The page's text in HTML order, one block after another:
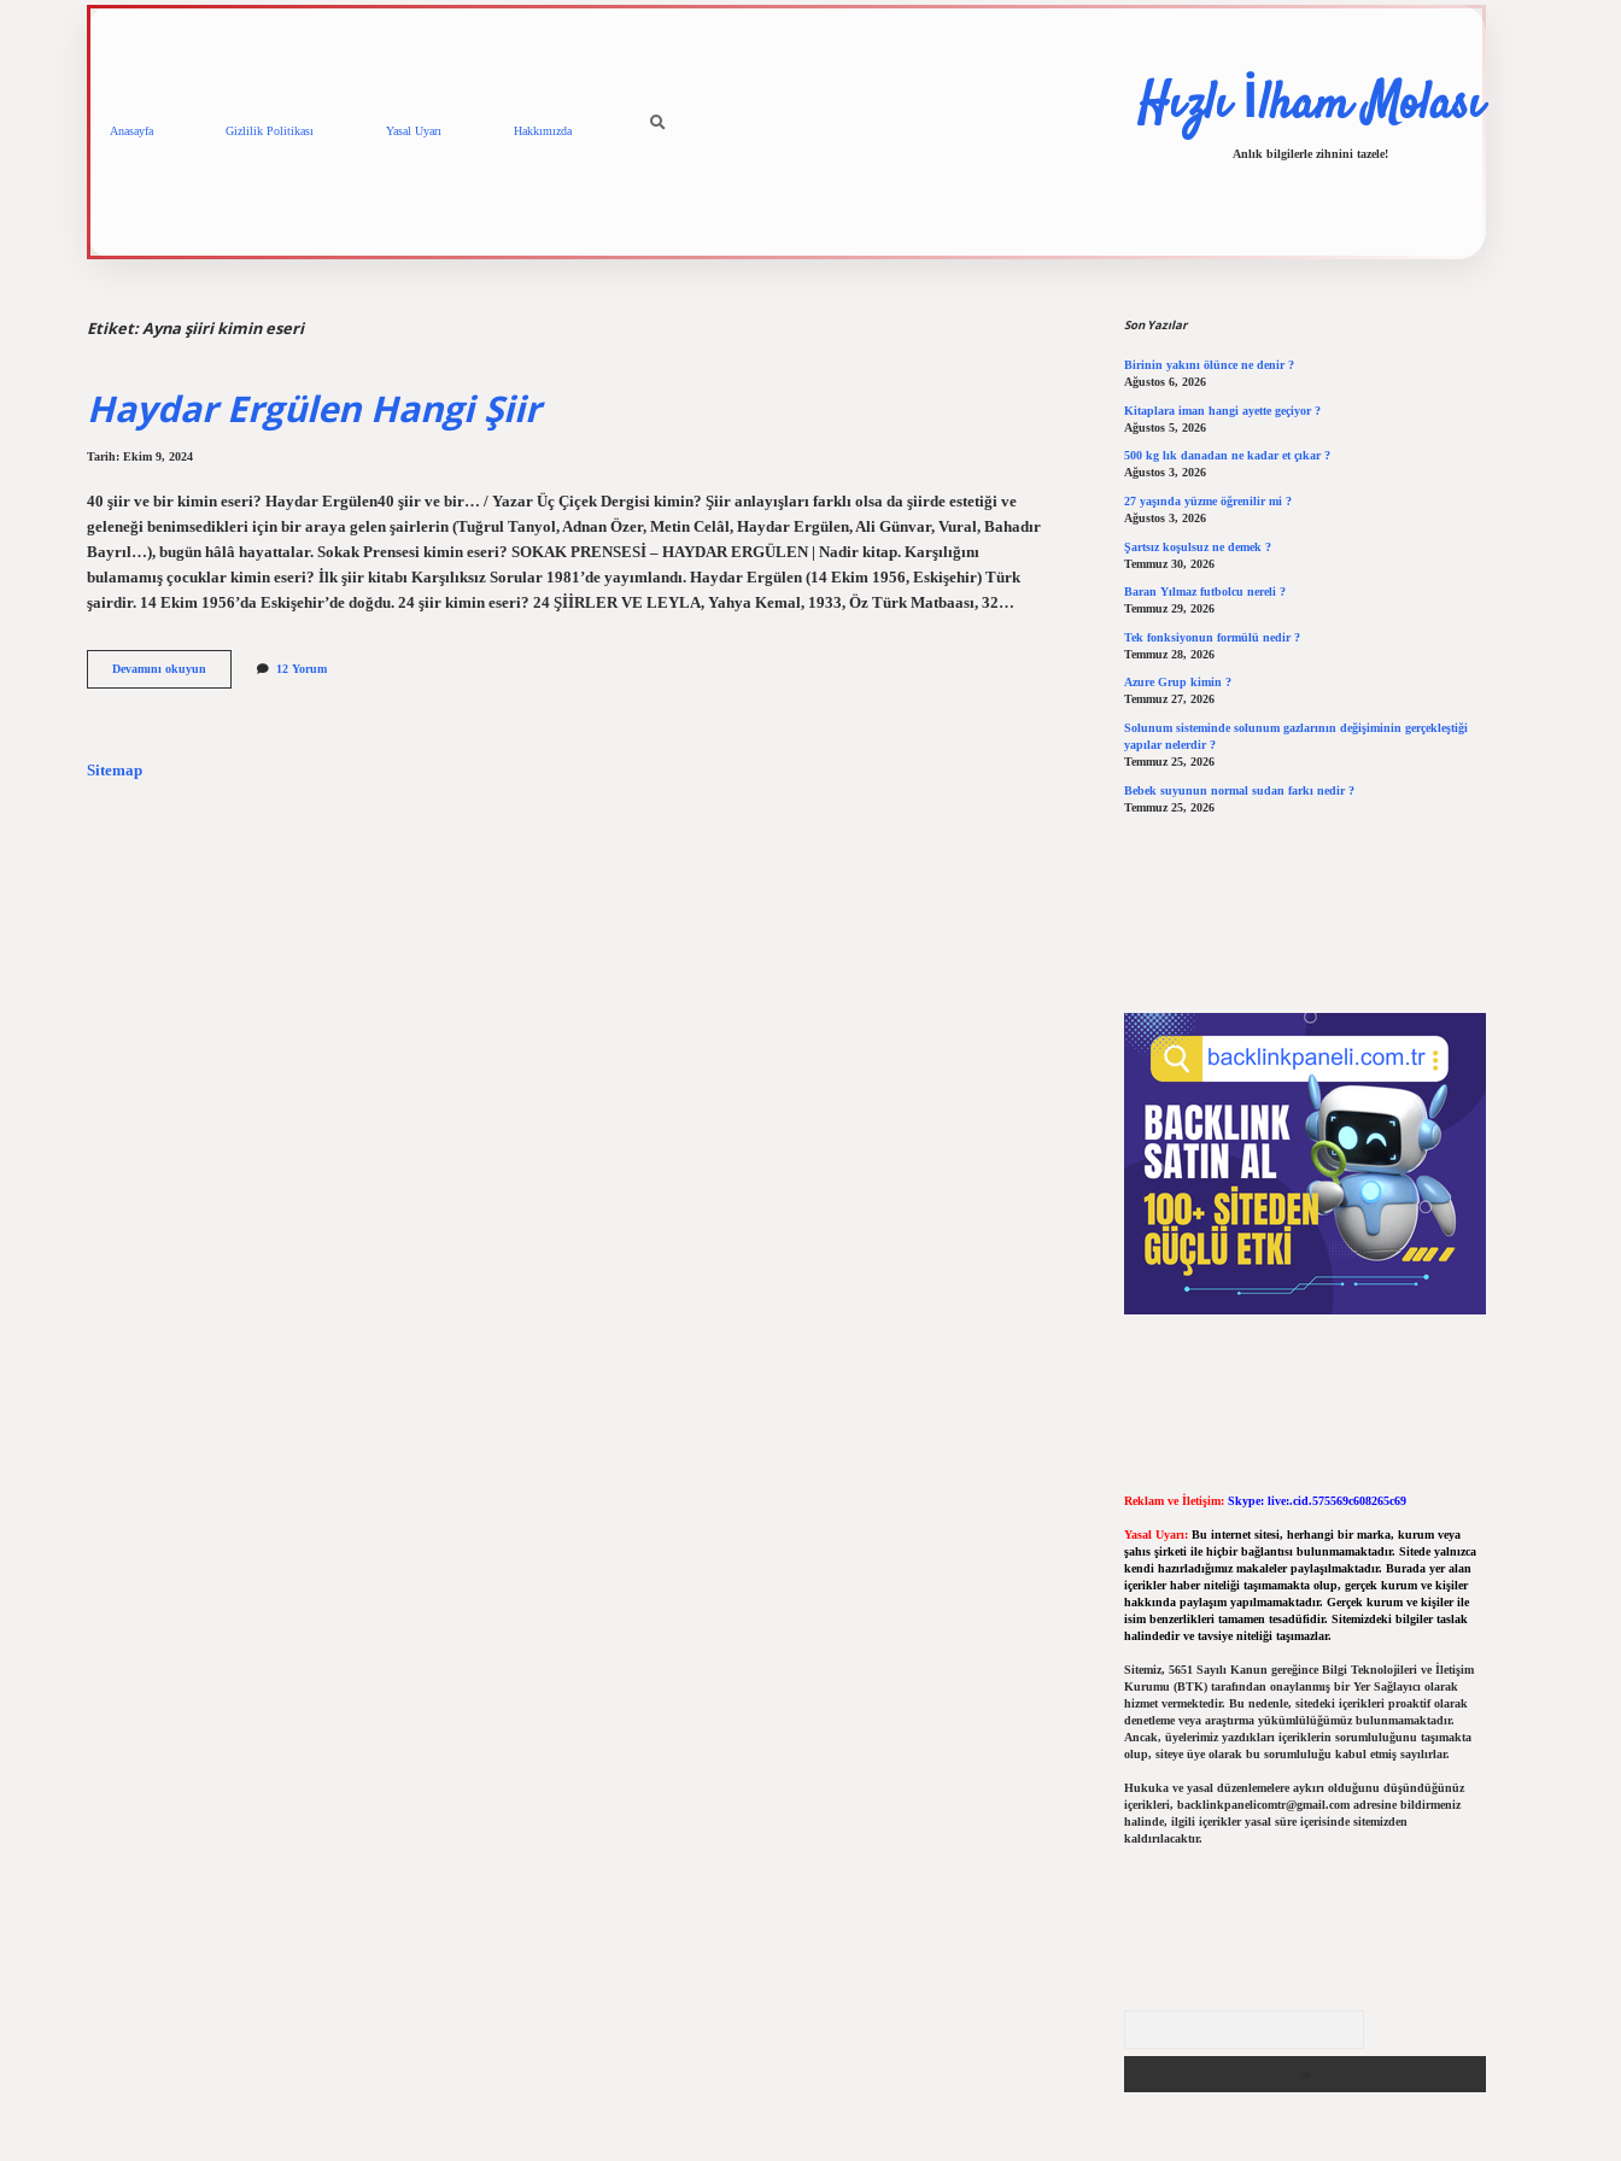
Anasayfa Gizlilik Politikası Yasal Uyarı Hakkımızda Hızlı İlham Molası
Anlık bilgilerle zihnini tazele!
Etiket:Ayna şiiri kimin eseri
Haydar Ergülen Hangi Şiir
Tarih: Ekim 9, 2024
40 şiir ve bir kimin eseri? Haydar Ergülen40 şiir ve bir… / Yazar Üç Çiçek Dergisi kimin? Şiir anlayışları farklı olsa da şiirde estetiği ve
geleneği benimsedikleri için bir araya gelen şairlerin (Tuğrul Tanyol, Adnan Özer, Metin Celâl, Haydar Ergülen, Ali Günvar, Vural, Bahadır
Bayrıl…), bugün hâlâ hayattalar. Sokak Prensesi kimin eseri? SOKAK PRENSESİ – HAYDAR ERGÜLEN | Nadir kitap. Karşılığını
bulamamış çocuklar kimin eseri? İlk şiir kitabı Karşılıksız Sorular 1981’de yayımlandı. Haydar Ergülen (14 Ekim 1956, Eskişehir) Türk
şairdir. 14 Ekim 1956’da Eskişehir’de doğdu. 24 şiir kimin eseri? 24 ŞİİRLER VE LEYLA, Yahya Kemal, 1933, Öz Türk Matbaası, 32…
Devamını okuyun
Ergülen
12 Yorum
Sitemap
Son Yazılar
Birinin yakını ölünce ne denir ?
Ağustos 6, 2026
Kitaplara iman hangi ayette geçiyor ?
Ağustos 5, 2026
500 kg lık danadan ne kadar et çıkar ?
Ağustos 3, 2026
27 yaşında yüzme öğrenilir mi ?
Ağustos 3, 2026
Şartsız koşulsuz ne demek ?
Temmuz 30, 2026
Baran Yılmaz futbolcu nereli ?
Temmuz 29, 2026
Tek fonksiyonun formülü nedir ?
Temmuz 28, 2026
Azure Grup kimin ?
Temmuz 27, 2026
Solunum sisteminde solunum gazlarının değişiminin gerçekleştiği
yapılar nelerdir ?
Temmuz 25, 2026
Bebek suyunun normal sudan farkı nedir ?
Temmuz 25, 2026
Reklam ve İletişim: Skype: live:.cid.575569c608265c69
Yasal Uyarı: Bu internet sitesi, herhangi bir marka, kurum veya
şahıs şirketi ile hiçbir bağlantısı bulunmamaktadır. Sitede yalnızca
kendi hazırladığımız makaleler paylaşılmaktadır. Burada yer alan
içerikler haber niteliği taşımamakta olup, gerçek kurum ve kişiler
hakkında paylaşım yapılmamaktadır. Gerçek kurum ve kişiler ile
isim benzerlikleri tamamen tesadüfidir. Sitemizdeki bilgiler taslak
halindedir ve tavsiye niteliği taşımazlar.
Sitemiz, 5651 Sayılı Kanun gereğince Bilgi Teknolojileri ve İletişim
Kurumu (BTK) tarafından onaylanmış bir Yer Sağlayıcı olarak
hizmet vermektedir. Bu nedenle, sitedeki içerikleri proaktif olarak
denetleme veya araştırma yükümlülüğümüz bulunmamaktadır.
Ancak, üyelerimiz yazdıkları içeriklerin sorumluluğunu taşımakta
olup, siteye üye olarak bu sorumluluğu kabul etmiş sayılırlar.
Hukuka ve yasal düzenlemelere aykırı olduğunu düşündüğünüz
içerikleri, backlinkpanelicomtr@gmail.comadresine bildirmeniz
halinde, ilgili içerikler yasal süre içerisinde sitemizden
kaldırılacaktır.